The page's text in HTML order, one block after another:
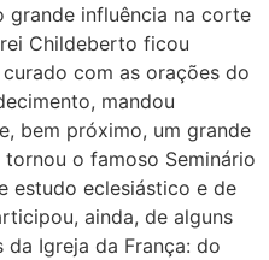
grande influência na corte
Childeberto ficou
com as orações do
mandou
bem próximo, um grande
o famoso Seminário
estudo eclesiástico e de
ainda, de alguns
Igreja da França: do